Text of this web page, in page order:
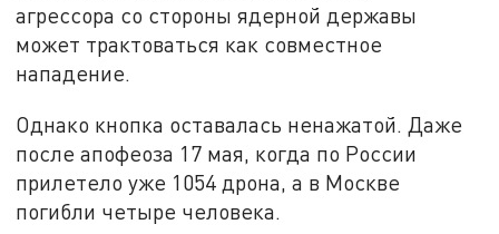
агрессора со стороны ядерной державы
может трактоваться как совместное
нападение.
Однако кнопка оставалась ненажатой. Даже
после апофеоза 17 мая, когда по России
прилетело уже 1054 дрона, а в Москве
погибли четыре человека.